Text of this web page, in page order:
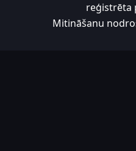
reģistrēta
Mitināšanu